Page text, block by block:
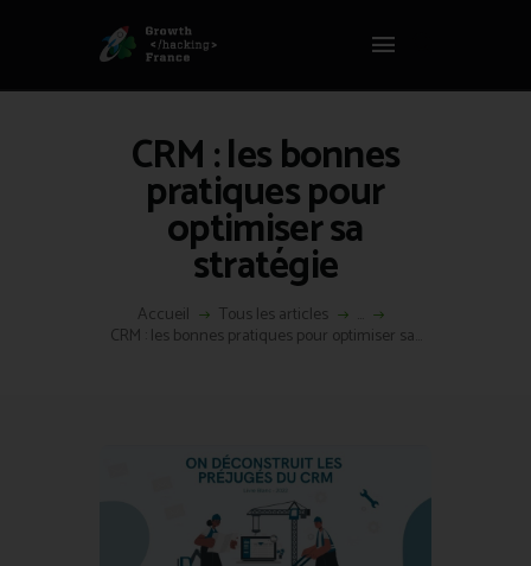
CRM : les bonnes
pratiques pour
optimiser sa
stratégie
Accueil Tous les articles
CRM : les bonnes pratiques pour optimiser sa...
GROWTH HACKING FRANCE
ACCUEIL
HACKS
VOUS ÊTES ?
RESSOURCES
L’AGENCE
ÉTHIQUE